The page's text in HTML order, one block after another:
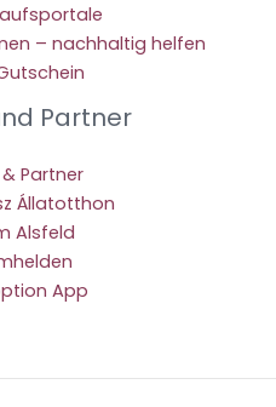
– nachhaltig helfen
Partner
Partner
Állatotthon
Alsfeld
App